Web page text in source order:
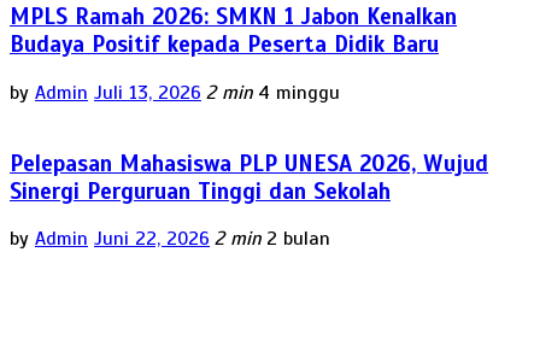
MPLS Ramah 2026: SMKN 1 Jabon Kenalkan
Budaya Positif kepada Peserta Didik Baru
by Admin Juli 13, 2026 2 min 4 minggu
Pelepasan Mahasiswa PLP UNESA 2026, Wujud
Sinergi Perguruan Tinggi dan Sekolah
by Admin Juni 22, 2026 2 min 2 bulan